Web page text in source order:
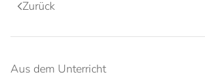
Zurück
Aus dem Unterricht